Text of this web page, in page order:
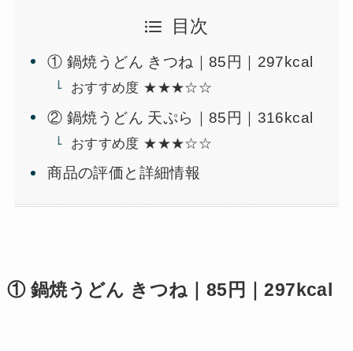
目次
① 鍋焼うどん きつね｜85円｜297kcal
おすすめ度 ★★★☆☆
② 鍋焼うどん 天ぷら｜85円｜316kcal
おすすめ度 ★★★☆☆
商品の評価と詳細情報
① 鍋焼うどん きつね｜85円｜297kcal